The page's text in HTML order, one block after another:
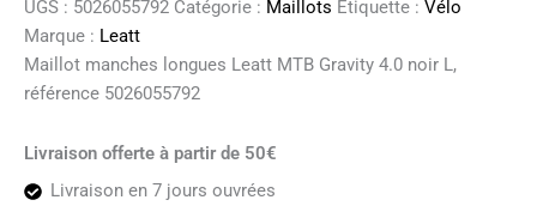
Gravity
noir
L
UGS : 5026055792 Catégorie : Maillots Étiquette : Vélo
Marque : Leatt
Maillot manches longues Leatt MTB Gravity 4.0 noir L,
référence 5026055792
Livraison offerte à partir de 50€
Livraison en 7 jours ouvrées